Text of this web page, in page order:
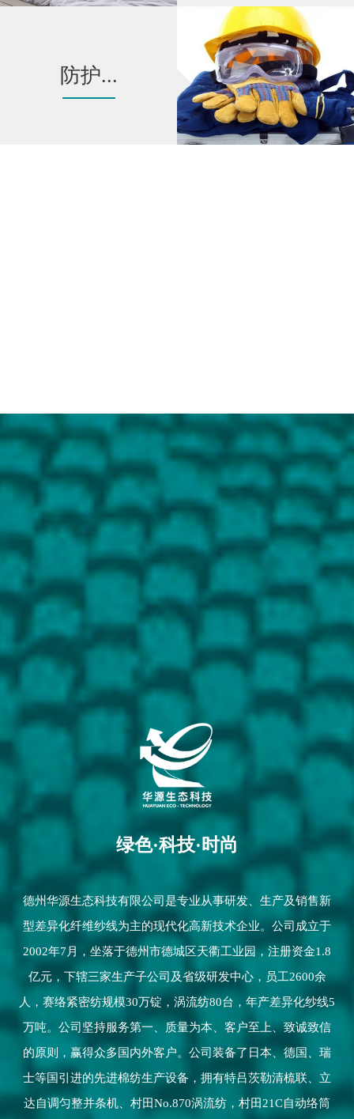
防护...
绿色·科技·时尚
德州华源生态科技有限公司 是专业从事研发、生产及销售新
型差异化纤维纱线为主的现代化高新技术企业。公司成立于
2002年7月，坐落于德州市德城区天衢工业园，注册资金1.8
亿元，下辖三家生产子公司及省级研发中心，员工2600余
人，赛络紧密纺规模30万锭，涡流纺80台，年产差异化纱线5
万吨。公司坚持服务第一、质量为本、客户至上、致诚致信
的原则，赢得众多国内外客户。公司装备了日本、德国、瑞
士等国引进的先进棉纺生产设备，拥有特吕茨勒清梳联、立
达自调匀整并条机、村田No.870涡流纺，村田21C自动络筒